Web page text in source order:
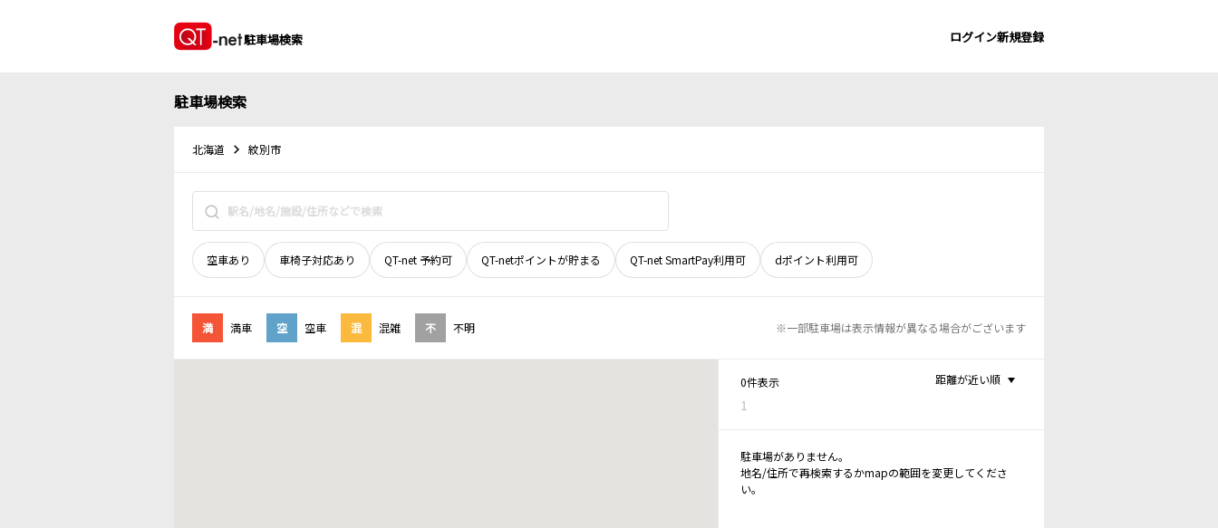
駐車場検索 ログイン新規登録
駐車場検索
北海道 紋別市
空車あり 車椅子対応あり QT-net 予約可 QT-netポイントが貯まる QT-net SmartPay利用可 dポイント利用可
満 満車 空 空車 混 混雑 不 不明 ※一部駐車場は表示情報が異なる場合がございます
0件表示
1
距離が近い順
駐車場がありません。
地名/住所で再検索するかmapの範囲を変更してくださ
い。